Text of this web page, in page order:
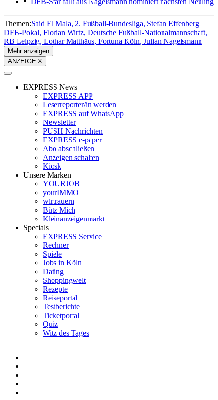
Themen:Said El Mala 2. Fußball-Bundesliga Stefan Effenberg
DFB-Pokal Florian Wirtz Deutsche Fußball-Nationalmannschaft
RB Leipzig Lothar Matthäus Fortuna Köln Julian Nagelsmann
Mehr anzeigen
ANZEIGE X
EXPRESS News
EXPRESS APP
Leserreporter/in werden
EXPRESS auf WhatsApp
Newsletter
PUSH Nachrichten
EXPRESS e-paper
Abo abschließen
Anzeigen schalten
Kiosk
Unsere Marken
YOURJOB
yourIMMO
wirtrauern
Bütz Mich
Kleinanzeigenmarkt
Specials
EXPRESS Service
Rechner
Spiele
Jobs in Köln
Dating
Shoppingwelt
Rezepte
Reiseportal
Testberichte
Ticketportal
Quiz
Witz des Tages